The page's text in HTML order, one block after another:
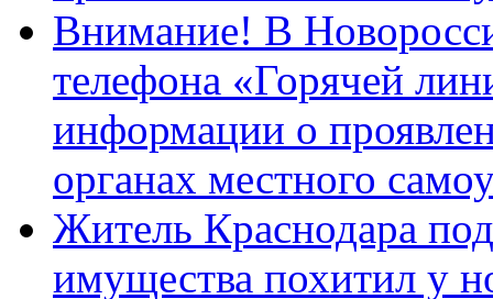
Внимание! В
телефона «Горячей
информации о
органах местного
Житель Краснодара
имущества похитил у